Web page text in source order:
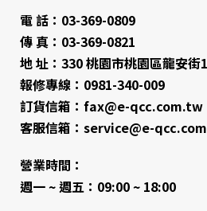
電 話：03-369-0809
傳 真：03-369-0821
地 址：330 桃園市桃園區龍安街
報修專線：0981-340-009
訂貨信箱：fax@e-qcc.com.tw
客服信箱：service@e-
營業時間：
週一 ~ 週五：09:00 ~ 18:00